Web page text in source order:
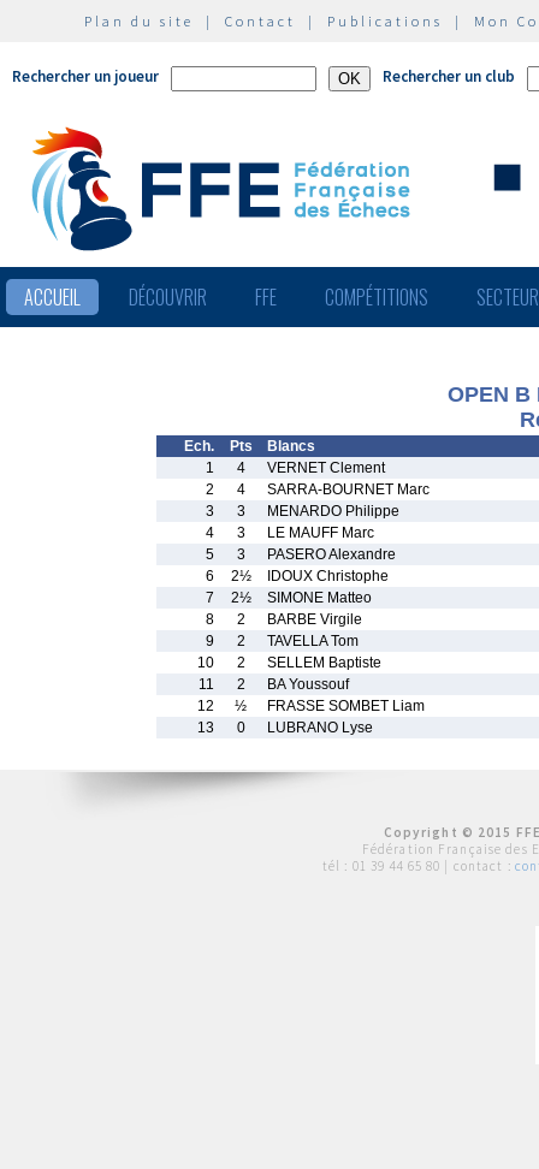
Plan du site | Contact | Publications | Mon
Rechercher un joueur Rechercher un club
ACCUEIL DÉCOUVRIR FFE COMPÉTITIONS
OPEN B
Ech. Pts
Blancs
1
4
VERNET Clement
2
4
SARRA-BOURNET Marc
3
3
MENARDO Philippe
4
3
LE MAUFF Marc
5
3
PASERO Alexandre
6
2½
IDOUX Christophe
7
2½
SIMONE Matteo
8
2
BARBE Virgile
9
2
TAVELLA Tom
10
2
SELLEM Baptiste
11
2
BA Youssouf
12
½
FRASSE SOMBET Liam
13
0 LUBRANO Lyse
Copyright © 2015
Fédération Française des
tél : 01 39 44 65 80 | contact :